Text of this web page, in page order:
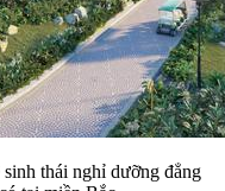
thái nghỉ dưỡng đẳng